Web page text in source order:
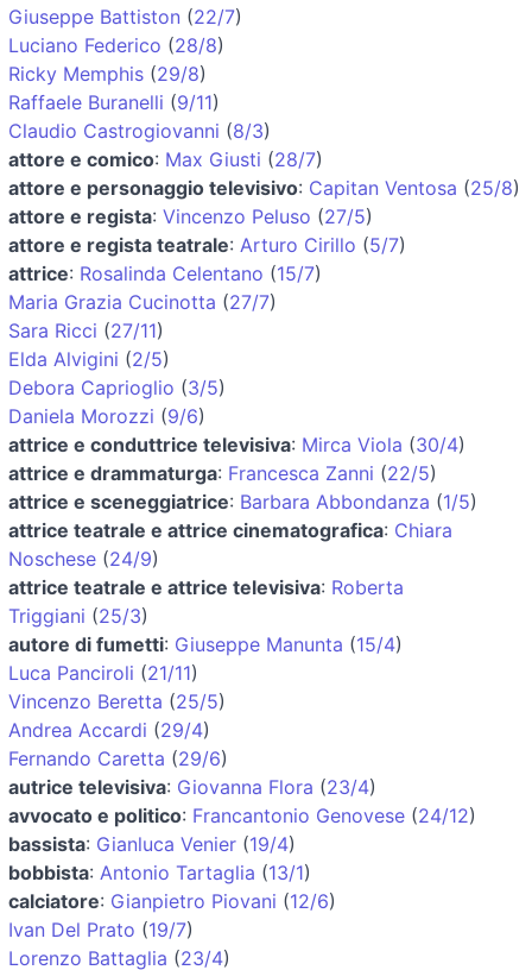
Giuseppe Battiston (22/7)
Luciano Federico (28/8)
Ricky Memphis (29/8)
Raffaele Buranelli (9/11)
Claudio Castrogiovanni (8/3)
attore e comico: Max Giusti (28/7)
attore e personaggio televisivo: Capitan Ventosa (25/8)
attore e regista: Vincenzo Peluso (27/5)
attore e regista teatrale: Arturo Cirillo (5/7)
attrice: Rosalinda Celentano (15/7)
Maria Grazia Cucinotta (27/7)
Sara Ricci (27/11)
Elda Alvigini (2/5)
Debora Caprioglio (3/5)
Daniela Morozzi (9/6)
attrice e conduttrice televisiva: Mirca Viola (30/4)
attrice e drammaturga: Francesca Zanni (22/5)
attrice e sceneggiatrice: Barbara Abbondanza (1/5)
attrice teatrale e attrice cinematografica: Chiara
Noschese (24/9)
attrice teatrale e attrice televisiva: Roberta
Triggiani (25/3)
autore di fumetti: Giuseppe Manunta (15/4)
Luca Panciroli (21/11)
Vincenzo Beretta (25/5)
Andrea Accardi (29/4)
Fernando Caretta (29/6)
autrice televisiva: Giovanna Flora (23/4)
avvocato e politico: Francantonio Genovese (24/12)
bassista: Gianluca Venier (19/4)
bobbista: Antonio Tartaglia (13/1)
calciatore: Gianpietro Piovani (12/6)
Ivan Del Prato (19/7)
Lorenzo Battaglia (23/4)